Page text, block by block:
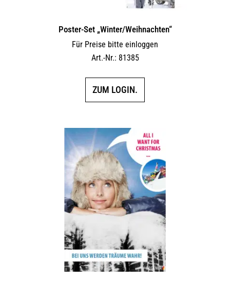
Poster-Set „Winter/Weihnachten“
Für Preise bitte einloggen
Art.-Nr.: 81385
ZUM LOGIN.